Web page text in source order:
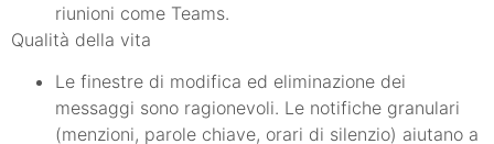
riunioni come Teams.
Qualità della vita
Le finestre di modifica ed eliminazione dei
messaggi sono ragionevoli. Le notifiche granulari
(menzioni, parole chiave, orari di silenzio) aiutano a